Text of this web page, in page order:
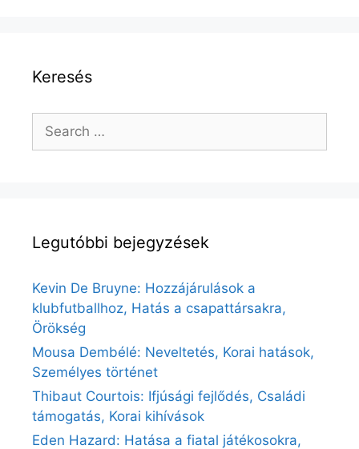
Keresés
Search
for:
Legutóbbi bejegyzések
Kevin De Bruyne: Hozzájárulások a
klubfutballhoz, Hatás a csapattársakra,
Örökség
Mousa Dembélé: Neveltetés, Korai hatások,
Személyes történet
Thibaut Courtois: Ifjúsági fejlődés, Családi
támogatás, Korai kihívások
Eden Hazard: Hatása a fiatal játékosokra,